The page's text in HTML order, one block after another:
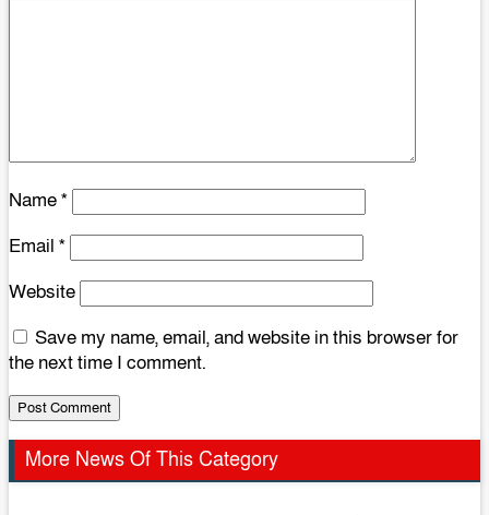
Name*
Email *
Website
Save my name, email, and website in this browser for
the next time I comment.
More News Of This Category